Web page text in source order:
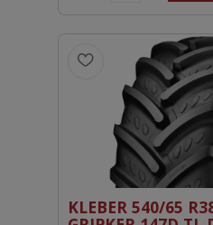
KLEBER 540/65